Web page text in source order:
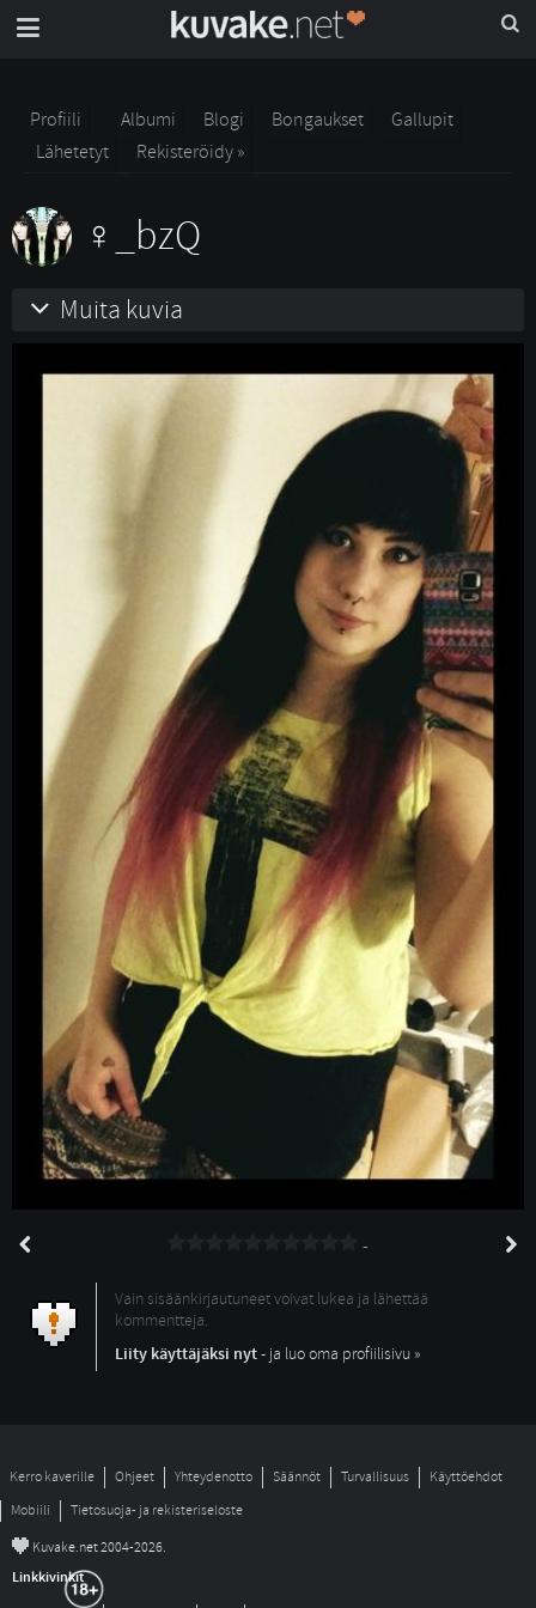
Profiili Albumi Blogi Bongaukset
Gallupit
Lähetetyt
Rekisteröidy »
_bzQ
Muita kuvia
-
Vain sisäänkirjautuneet voivat lukea ja lähettää
kommentteja.
Liity käyttäjäksi nyt- ja luo oma profiilisivu »
Kerro kaverille Ohjeet Yhteydenotto Säännöt Turvallisuus
Käyttöehdot
Mobiili
Tietosuoja- ja rekisteriseloste
© Kuvake.net 2004-2026.
Linkkivinkit